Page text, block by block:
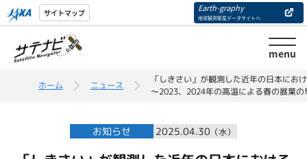
サイトマップ Earth-graphy
地球観測衛星データサイトへ
menu
ホーム ニュース
「しきさい」が観測した近年の日本にお
～2023、2024年の高温による春の展葉
お知らせ 2025.04.30 （水）